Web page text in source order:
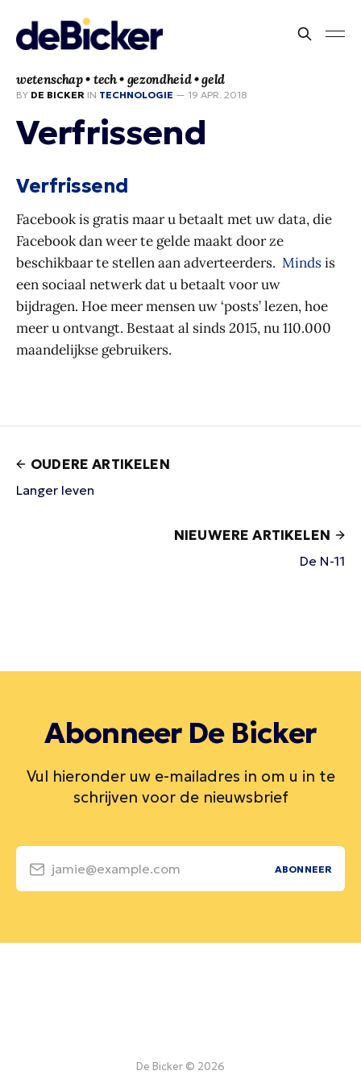
wetenschap • tech • gezondheid • geld
BY DE BICKER IN TECHNOLOGIE — 19 APR. 2018
Verfrissend
Verfrissend
Facebook is gratis maar u betaalt met uw data, die
Facebook dan weer te gelde maakt door ze
beschikbaar te stellen aan adverteerders. Mindsis
een sociaal netwerk dat u betaalt voor uw
bijdragen. Hoe meer mensen uw ‘posts’ lezen, hoe
meer u ontvangt. Bestaat al sinds 2015, nu 110.000
maandelijkse gebruikers.
OUDERE ARTIKELEN
Langer leven
NIEUWERE ARTIKELEN
De N-11
Abonneer De Bicker
Vul hieronder uw e-mailadres in om u in te
schrijven voor de nieuwsbrief
jamie@example.com ABONNEER
De Bicker © 2026